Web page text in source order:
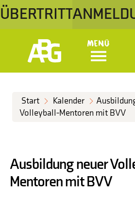
ÜBERTRITT
Menü
Start Kalender
Volleyball-Mentoren mit BVV
Ausbildung neuer
Mentoren mit BVV